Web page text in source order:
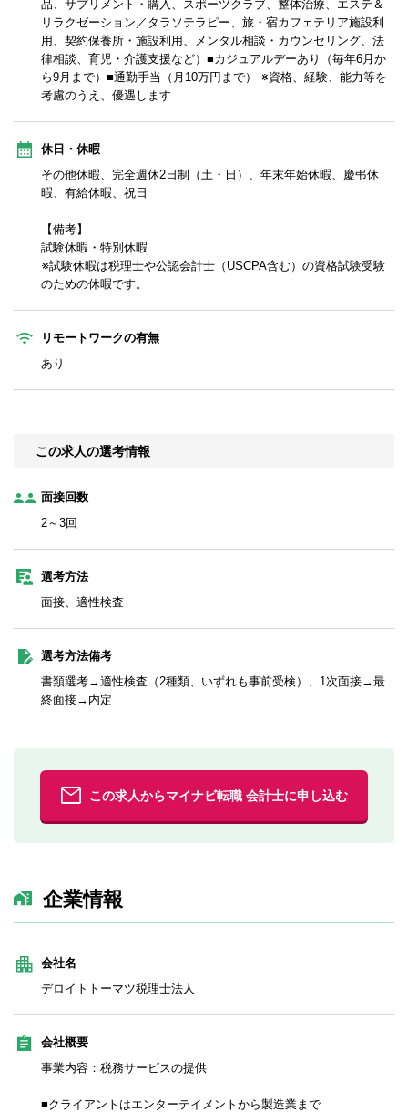
品、サプリメント・購入、スポーツクラブ、整体治療、エステ＆
リラクゼーション／タラソテラピー、旅・宿カフェテリア施設利
用、契約保養所・施設利用、メンタル相談・カウンセリング、法
律相談、育児・介護支援など）■カジュアルデーあり（毎年6月か
ら9月まで）■通勤手当（月10万円まで） ※資格、経験、能力等を
考慮のうえ、優遇します
休日・休暇
その他休暇、完全週休2日制（土・日）、年末年始休暇、慶弔休
暇、有給休暇、祝日
【備考】
試験休暇・特別休暇
※試験休暇は税理士や公認会計士（USCPA含む）の資格試験受験
のための休暇です。
リモートワークの有無
あり
この求人の選考情報
面接回数
2～3回
選考方法
面接、適性検査
選考方法備考
書類選考→適性検査（2種類、いずれも事前受検）、1次面接→最
終面接→内定
この求人からマイナビ転職 会計士に申し込む
企業情報
会社名
デロイトトーマツ税理士法人
会社概要
事業内容：税務サービスの提供
■クライアントはエンターテイメントから製造業まで